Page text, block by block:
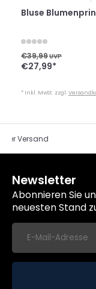
Bluse
€39,99UVP
€27,99*
* Inkl. MwSt. zzgl.
Versand
Newsletter
Abonnieren Sie
neuesten Stand